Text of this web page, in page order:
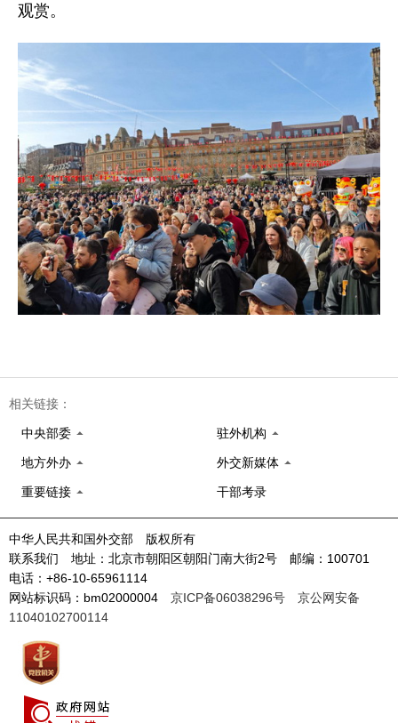
观赏。
相关链接：
中央部委 驻外机构
地方外办 外交新媒体
重要链接 干部考录
中华人民共和国外交部 版权所有
联系我们 地址：北京市朝阳区朝阳门南大街2号 邮编：100701
电话：+86-10-65961114
网站标识码：bm02000004 京ICP备06038296号
京公网安备
11040102700114